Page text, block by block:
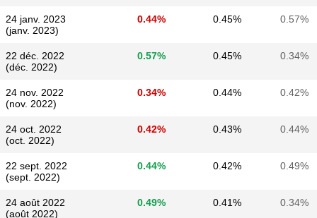
24 janv. 2023
(janv. 2023)
0.44% 0.45% 0.57%
22 déc. 2022
(déc. 2022)
0.57% 0.45% 0.34%
24 nov. 2022
(nov. 2022)
0.34% 0.44% 0.42%
24 oct. 2022
(oct. 2022)
0.42% 0.43% 0.44%
22 sept. 2022
(sept. 2022)
0.44% 0.42% 0.49%
24 août 2022
(août 2022)
0.49% 0.41% 0.34%